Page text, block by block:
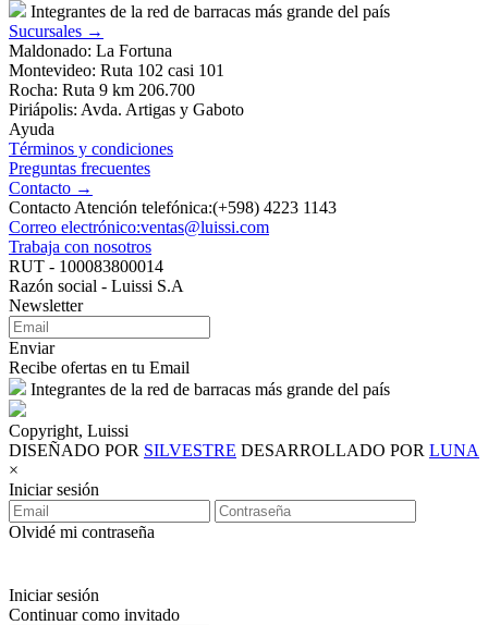
Integrantes de la red de barracas más grande del país
Sucursales →
Maldonado: La Fortuna
Montevideo: Ruta 102 casi 101
Rocha: Ruta 9 km 206.700
Piriápolis: Avda. Artigas y Gaboto
Ayuda
Términos y condiciones
Preguntas frecuentes
Contacto →
Contacto Atención telefónica:(+598) 4223 1143
Correo electrónico:ventas@luissi.com
Trabaja con nosotros
RUT - 100083800014
Razón social - Luissi S.A
Newsletter
Enviar
Recibe ofertas en tu Email
Integrantes de la red de barracas más grande del país
Copyright, Luissi
DISEÑADO POR SILVESTRE DESARROLLADO POR LUNA
×
Iniciar sesión
Olvidé mi contraseña
Iniciar sesión
Continuar como invitado